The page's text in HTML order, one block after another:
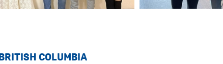
COLUMBIA